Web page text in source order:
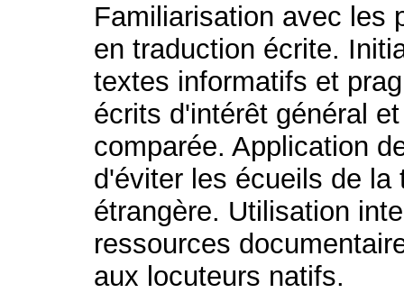
Familiarisation avec les
en traduction écrite.
textes informatifs et
écrits d'intérêt général
comparée. Application
d'éviter les écueils de
étrangère. Utilisation
ressources
aux locuteurs natifs.